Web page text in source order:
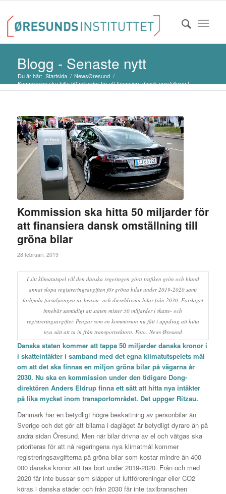
Blogg - Senaste nytt
Du är här: Startsida / NewsØresund /
Kommission ska hitta 50 miljarder för att finansiera dansk omställning t...
Kommission ska hitta 50 miljarder för
att finansiera dansk omställning till
gröna bilar
28 februari, 2019
I sitt klimatutspel vill den danska regeringen göra trafiken grön och bland
annat slopa registreringsavgiften för gröna bilar under 2019-2020 samt
förbjuda försäljningen av bensin- och dieseldrivna bilar från 2030. Förslaget
innebär samtidigt att staten mister 50 miljarder i skatte- och
registreringsavgifter. Pengar som en kommission nu fått i uppdrag att hitta
nya sätt att ta in från transportsektorn. Foto: News Øresund
Danska staten kommer att tappa 50 miljarder danska kronor i
i skatteintäkter i samband med det egna klimatutspeletsmål
om att det ska finnas en miljon gröna bilar på vägarna år
2030. Nu ska en kommission under den tidigare Dong-
direktören Anders Eldrup finna ett sätt att hitta nya intäkter
på lika mycket inom transportområdet. Det uppger Ritzau.
Danmark har en betydligt högre beskattning av personbilar än
Sverige och det gör att bilarna i dagläget är betydligt dyrare än på
andra sidan Öresund. Men när bilar drivna av el och vätgas ska
prioriteras för att nå regeringens nya klimatmål kommer
registreringsavgifterna på gröna bilar som kostar mindre än 400
000 danska kronor att tas bort under 2019-2020. Från och med
2020 får inte bussar som släpper ut luftföroreningar eller CO2
köras i danska städer och från 2030 får inte taxibranschen